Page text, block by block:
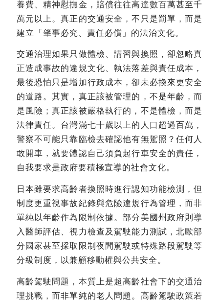
養費、精神慰撫金，賠償往往高達數百萬甚至千
萬元以上。真正的交通安全，不只是罰單，而是
建立「肇事必究、責任必償」的法治文化。
交通治理如果只做體檢、講習與換照，卻忽略真
正造成事故的違規文化、執法落差與責任成本，
最後恐怕只是增加行政成本，卻未必換來更安全
的道路。其實，真正該被管理的，不是年齡，而
是風險；真正該被嚴格執行的，不是體檢，而是
法律責任。台灣滿七十歲以上的人口超過百萬，
警察不可能只靠臨檢去確認他有無駕照？任何人
敢開車，就要體認自己須負起行車安全的責任，
自我要求是政府要積極宣導的社會文化。
日本雖要求高齡者換照時進行認知功能檢測，但
制度更重視事故紀錄與危險違規行為管理，而非
單純以年齡作為限制依據。部分美國州政府則導
入醫師評估、視力檢查及駕駛能力測試，北歐部
分國家甚至採取限制夜間駕駛或特殊路段駕駛等
分級制度，以兼顧移動權與公共安全。
高齡駕駛問題，本質上是超高齡社會下的交通治
理挑戰，而非單純的老人問題。高齡駕駛政策若